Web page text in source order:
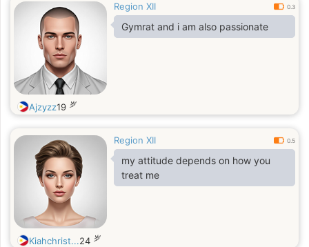
Region XII 0.3
Gymrat and i am also passionate
Ajzyzz19 岁
Region XII 0.5
my attitude depends on how you
treat me
Kiahchrist...24 岁